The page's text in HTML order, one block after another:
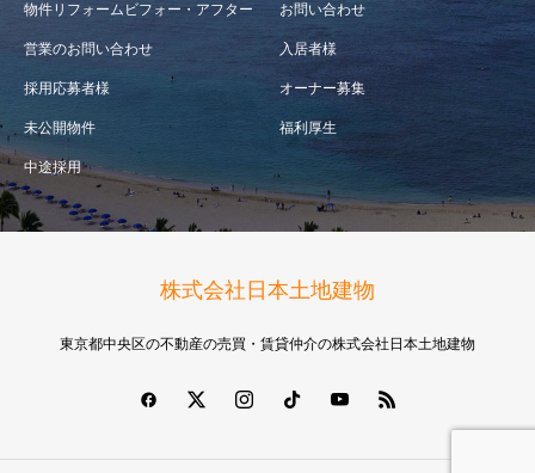
物件リフォームビフォー・アフター お問い合わせ
営業のお問い合わせ 入居者様
採用応募者様 オーナー募集
未公開物件 福利厚生
中途採用
株式会社日本土地建物
東京都中央区の不動産の売買・賃貸仲介の株式会社日本土地建物